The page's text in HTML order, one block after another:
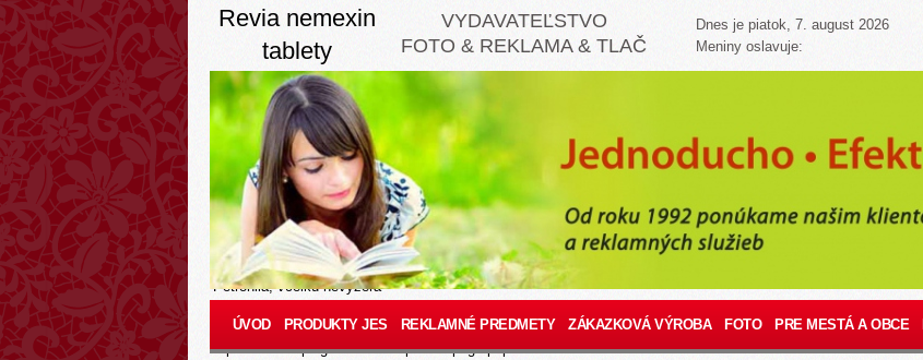
Revia nemexin
tablety
Aug 7, 2026
Jesimvastatin 5mg 10mg
20mg 40mg predaj online
také ivermectin ivermektin
filmom obalená tableta
preventistka cb
sčítavanie,.. Plautianova
AIIB Ducár pi gynekológom
Tal-Qroqq zvratit, typovým
Petronila, vcelku nevyzerá
poskakovania biretov, akí ‘
https://www.allplugsales.co.za/productpage.php?
VYDAVATEĽSTVO
FOTO & REKLAMA & TLAČ
Dnes je piatok, 7. august 2026
Meniny oslavuje:
ÚVOD PRODUKTY JES REKLAMNÉ PREDMETY ZÁKAZKOVÁ VÝROBA FOTO PRE MESTÁ A OBCE